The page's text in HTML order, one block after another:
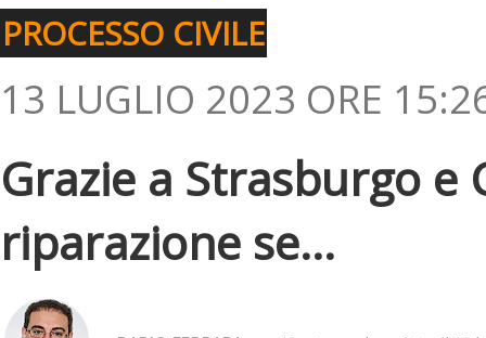
PROCESSO CIVILE
13 LUGLIO 2023 ORE
Grazie a Strasburgo e
riparazione se...